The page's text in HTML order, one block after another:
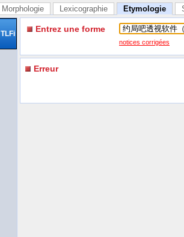
Morphologie Lexicographie Etymologie
TLFi Entrez une forme
notices corrigées
Erreur